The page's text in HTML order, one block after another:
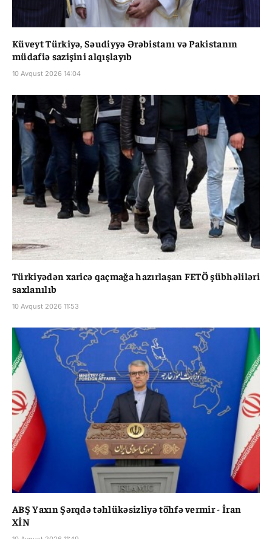
Küveyt Türkiyə, Səudiyyə Ərəbistanı və Pakistanın
müdafiə sazişini alqışlayıb
10 Avqust 2026 14:04
Türkiyədən xaricə qaçmağa hazırlaşan FETÖ şübhəliləri
saxlanılıb
10 Avqust 2026 11:53
ABŞ Yaxın Şərqdə təhlükəsizliyə töhfə vermir - İran
XİN